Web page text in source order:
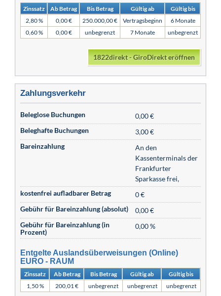
Zinssatz Ab Betrag Bis Betrag Gültig ab
Gültig bis
2,80 %
0,00 € 250.000,00 € Vertragsbeginn
6 Monate
0,60 %
0,00 € unbegrenzt 7 Monate unbegrenzt
1822direkt - GiroDirekt eröffnen
Zahlungsverkehr
Beleglose Buchungen
0,00 €
Beleghafte Buchungen
3,00 €
Bareinzahlung
An den
Kassenterminals der
Frankfurter
Sparkasse frei,
kostenfrei aufladbarer Betrag
0 €
Gebühr für Bareinzahlung (absolut)
0,00 €
Gebühr für Bareinzahlung (in
Prozent)
0,00 %
Entgelte Auslandsüberweisungen (Online)
EURO - RAUM
Zinssatz Ab Betrag Bis Betrag Gültig ab
Gültig bis
1,50 %
200,01 € unbegrenzt unbegrenzt unbegrenzt